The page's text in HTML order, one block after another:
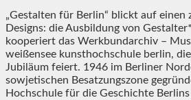
„Gestalten für Berlin“ blickt auf einen
Designs: die Ausbildung von
kooperiert das Werkbundarchiv –
weißensee kunsthochschule berlin,
Jubiläum feiert. 1946 im Berliner
sowjetischen Besatzungszone
Hochschule für die Geschichte